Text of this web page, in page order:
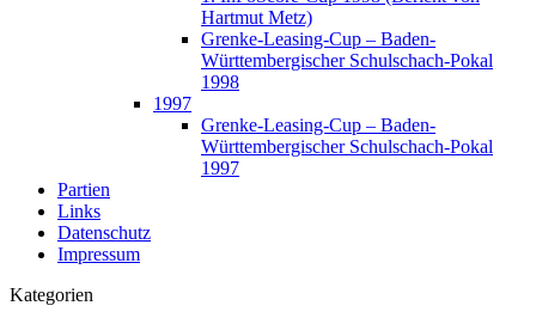
Hartmut Metz)
Grenke-Leasing-Cup – Baden-
Württembergischer Schulschach-Pokal
1998
1997
Grenke-Leasing-Cup – Baden-
Württembergischer Schulschach-Pokal
1997
Partien
Links
Datenschutz
Impressum
Kategorien